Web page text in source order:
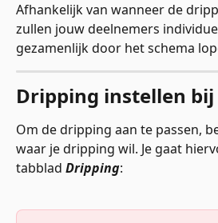
Afhankelijk van wanneer de
zullen jouw deelnemers
gezamenlijk door het schema
Dripping instellen bij
Om de dripping aan te passen,
waar je dripping wil. Je gaat
tabblad Dripping: